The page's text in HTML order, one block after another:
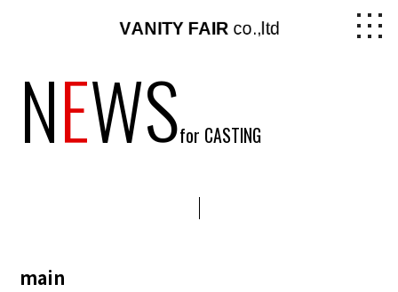
NEWSfor CASTING
main